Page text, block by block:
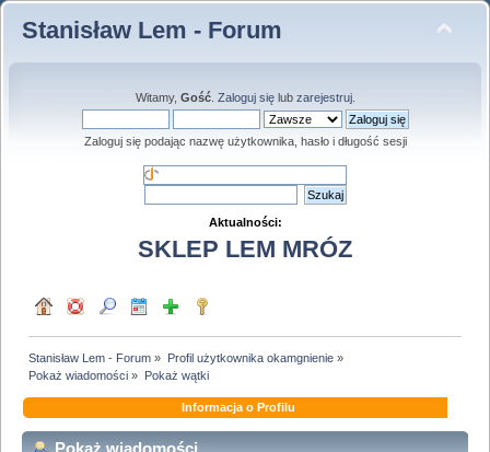
Stanisław Lem - Forum
Witamy, Gość. Zaloguj sięlub zarejestruj.
Zaloguj się podając nazwę użytkownika, hasło i długość sesji
Aktualności:
SKLEP LEM MRÓZ
Stanisław Lem - Forum » Profil użytkownika okamgnienie»
Pokaż wiadomości » Pokaż wątki
Informacja o Profilu
Pokaż wiadomości